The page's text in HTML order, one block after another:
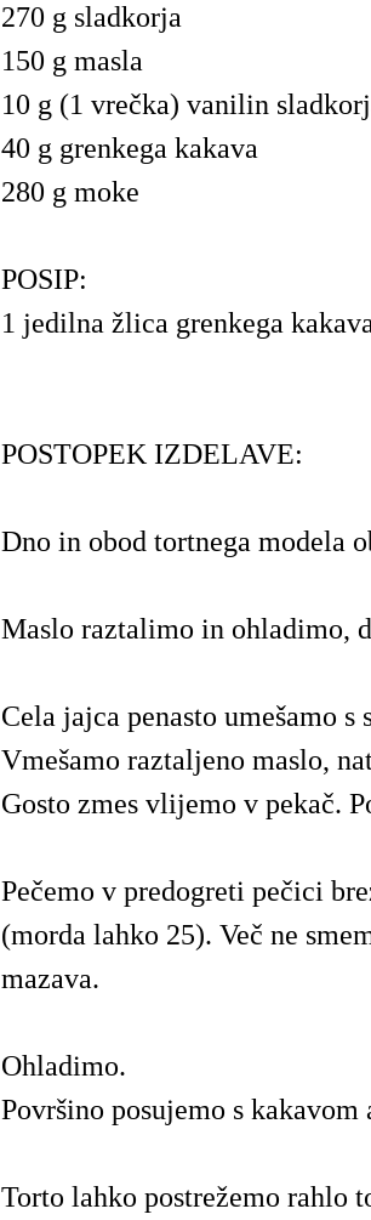
270 g sladkorja
150 g masla
10 g (1 vrečka) vanilin
40 g grenkega kakava
280 g moke
POSIP:
1 jedilna žlica grenkega
POSTOPEK IZDELAVE:
Dno in obod tortnega modela
Maslo raztalimo in ohladimo,
Cela jajca penasto umešamo
Vmešamo raztaljeno maslo,
Gosto zmes vlijemo v pekač.
Pečemo v predogreti pečici
(morda lahko 25). Več ne
mazava.
Ohladimo.
Površino posujemo s
Torto lahko postrežemo rahlo